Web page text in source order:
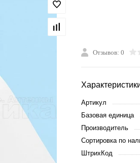
Отзывов: 0
Артикул
Базовая единица
Производитель
Сортировка по
ШтрихКод